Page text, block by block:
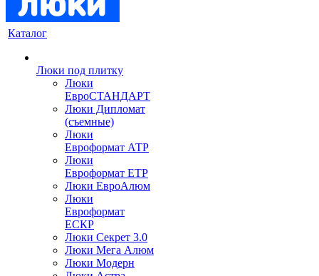
Каталог
Люки под плитку
Люки
ЕвроСТАНДАРТ
Люки Дипломат
(съемные)
Люки
Евроформат АТР
Люки
Евроформат ЕТР
Люки ЕвроАлюм
Люки
Евроформат
ЕСКР
Люки Секрет 3.0
Люки Мега Алюм
Люки Модерн